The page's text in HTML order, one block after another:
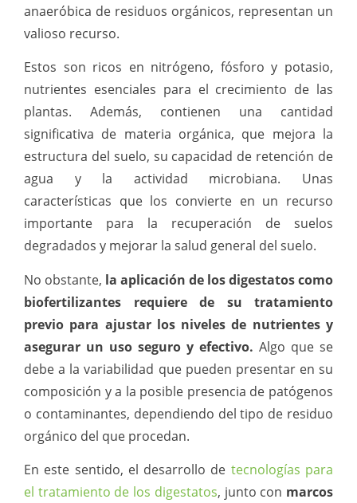
anaeróbica de residuos orgánicos, representan un
valioso recurso.
Estos son ricos en nitrógeno, fósforo y potasio,
nutrientes esenciales para el crecimiento de las
plantas. Además, contienen una cantidad
significativa de materia orgánica, que mejora la
estructura del suelo, su capacidad de retención de
agua y la actividad microbiana. Unas
características que los convierte en un recurso
importante para la recuperación de suelos
degradados y mejorar la salud general del suelo.
No obstante, la aplicación de los digestatos como
biofertilizantes requiere de su tratamiento
previo para ajustar los niveles de nutrientes y
asegurar un uso seguro y efectivo. Algo que se
debe a la variabilidad que pueden presentar en su
composición y a la posible presencia de patógenos
o contaminantes, dependiendo del tipo de residuo
orgánico del que procedan.
En este sentido, el desarrollo de tecnologías para
el tratamiento de los digestatos, junto con marcos